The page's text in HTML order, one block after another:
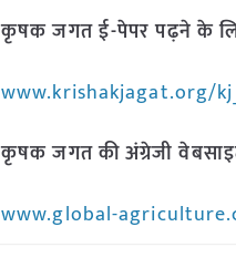
कृषक जगत ई-पेपर पढ़ने के
www.krishakjagat.org/
कृषक जगत की अंग्रेजी
www.global-